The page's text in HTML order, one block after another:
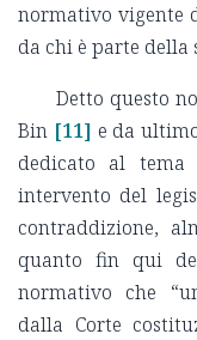
normativo vigente
da chi è parte della
Detto questo
Bin [11] e da
dedicato al
intervento del
contraddizione,
quanto fin qui
normativo che
dalla Corte